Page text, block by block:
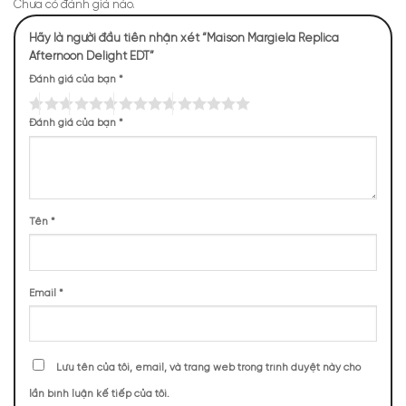
Mùi hương của Afternoon Delight EDT
Chưa có đánh giá nào.
Hãy là người đầu tiên nhận xét “Maison Margiela Replica
Afternoon Delight EDT”
Đánh giá của bạn *
Đánh giá của bạn *
Tên *
Email *
Lưu tên của tôi, email, và trang web trong trình duyệt này cho
lần bình luận kế tiếp của tôi.